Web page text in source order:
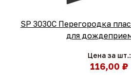
SP 3030C Перегородка
для
Цена за шт.:
116,00 ₽